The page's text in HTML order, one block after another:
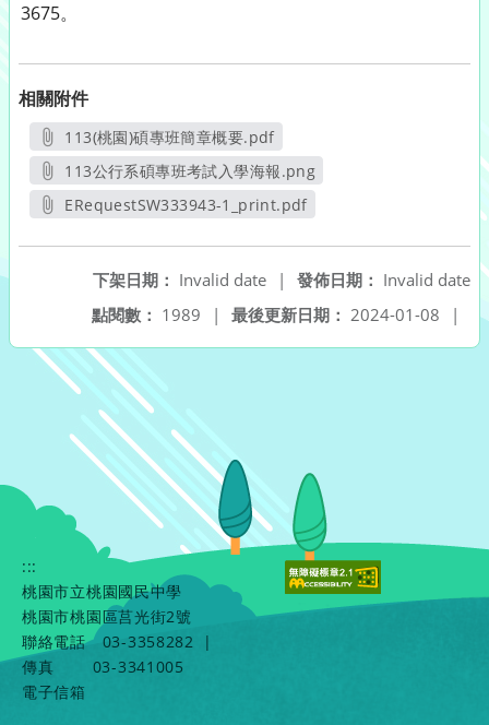
3675。
相關附件
113(桃園)碩專班簡章概要.pdf
另開新視窗
113公行系碩專班考試入學海報.png
另開新視窗
ERequestSW333943-1_print.pdf
發佈日期： Invalid date
下架日期： Invalid date
|
最後更新日期： 2024-01-08 |
點閱數： 1989 |
:::
桃園市立桃園國民中學
桃園市桃園區莒光街2號
聯絡電話
03-3358282
|
傳真
03-3341005
電子信箱